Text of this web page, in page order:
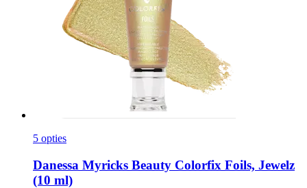
5 opties
Danessa Myricks Beauty Colorfix Foils, Jewelz
(10 ml)